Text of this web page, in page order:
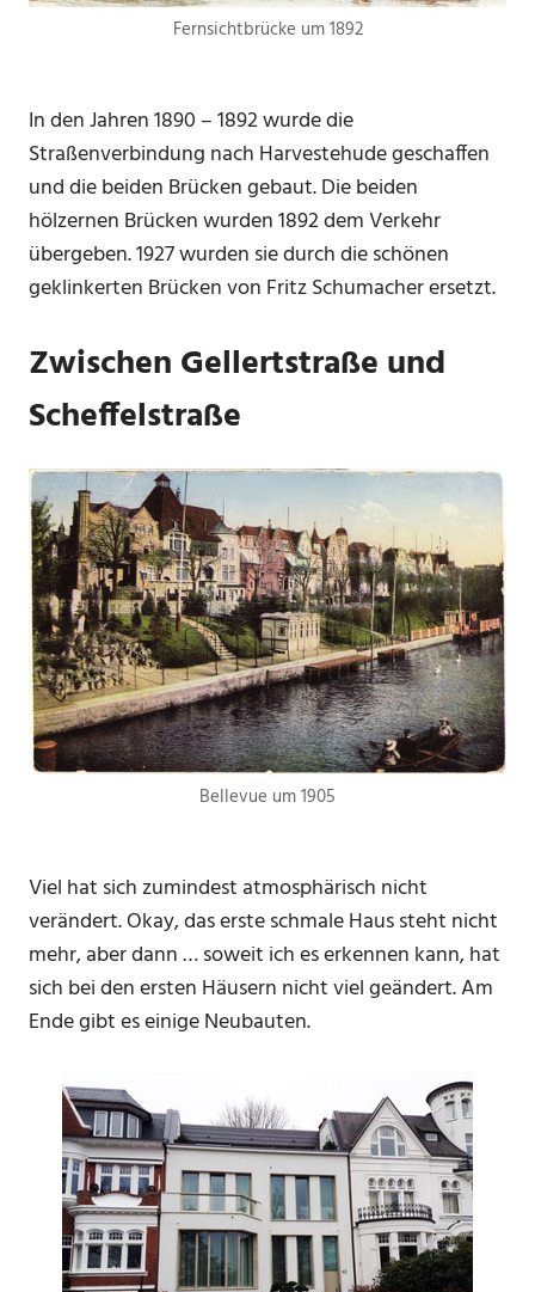
Fernsichtbrücke um 1892
In den Jahren 1890 – 1892 wurde die
Straßenverbindung nach Harvestehude geschaffen
und die beiden Brücken gebaut. Die beiden
hölzernen Brücken wurden 1892 dem Verkehr
übergeben. 1927 wurden sie durch die schönen
geklinkerten Brücken von Fritz Schumacher ersetzt.
Zwischen Gellertstraße und
Scheffelstraße
Bellevue um 1905
Viel hat sich zumindest atmosphärisch nicht
verändert. Okay, das erste schmale Haus steht nicht
mehr, aber dann … soweit ich es erkennen kann, hat
sich bei den ersten Häusern nicht viel geändert. Am
Ende gibt es einige Neubauten.